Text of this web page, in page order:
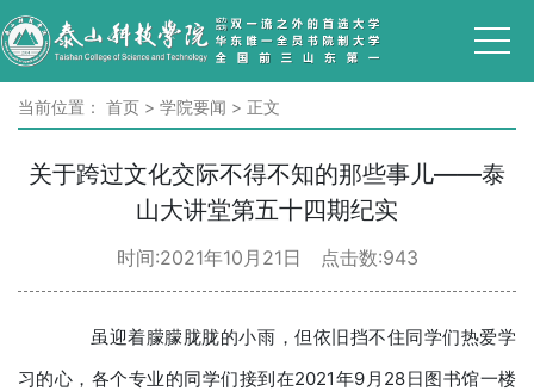
当前位置： 首页 > 学院要闻 > 正文
关于跨过文化交际不得不知的那些事儿——泰
山大讲堂第五十四期纪实
时间:2021年10月21日 点击数:943
虽迎着朦朦胧胧的小雨，但依旧挡不住同学们热爱学
习的心，各个专业的同学们接到在2021年9月28日图书馆一楼